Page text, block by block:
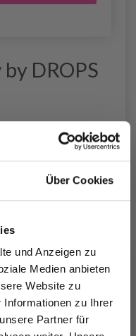
Über Cookies
und Anzeigen zu
Medien anbieten
Website zu
Informationen zu Ihrer
Partner für
DROPS
zur Garngruppe
01, natur